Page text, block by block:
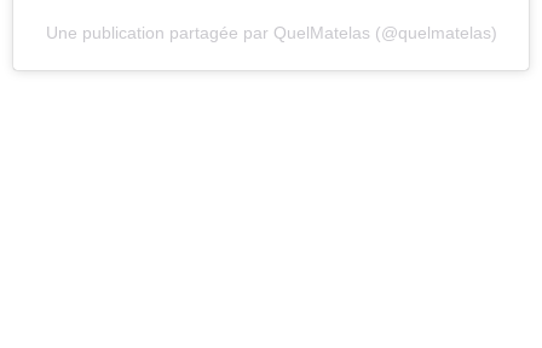
Une publication partagée par QuelMatelas (@quelmatelas)